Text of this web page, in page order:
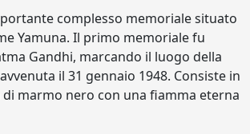
complesso memoriale situato
Yamuna. Il primo memoriale fu
Gandhi, marcando il luogo della
il 31 gennaio 1948. Consiste in
marmo nero con una fiamma eterna